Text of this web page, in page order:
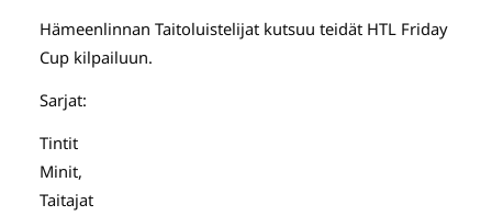
Hämeenlinnan Taitoluistelijat kutsuu teidät HTL Friday
Cup kilpailuun.
Sarjat:
Tintit
Minit,
Taitajat